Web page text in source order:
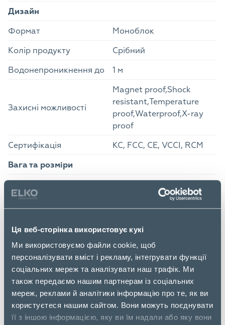
Ця веб-сторінка використовує кукі
Ми використовуємо файли cookie, щоб
персоналізувати вміст і рекламу, інтегрувати функції
соціальних мереж та аналізувати наш трафік. Ми
також передаємо нашим партнерам із соціальних
мереж, реклами й аналітики інформацію про те, як ви
користуєтеся нашим сайтом. Вони можуть поєднувати
її з іншою інформацією, яку ви їм надали або яку вони
Дизайн
Формат
Моноблок
Колір продукту
Cрібний
Водонепроникнення до
1 м
Захисні можливості
Magnet proof,Shock
resistant,Temperature
proof,Waterproof,X-ray
proof
Сертифікація
KC, FCC, CE, VCCI, RCM
Вага та розміри
Вага
10.9 г
Дані про упаковку
Ширина упаковки
101 мм
Глибина упаковки
154 мм
Висота упаковки
13 мм